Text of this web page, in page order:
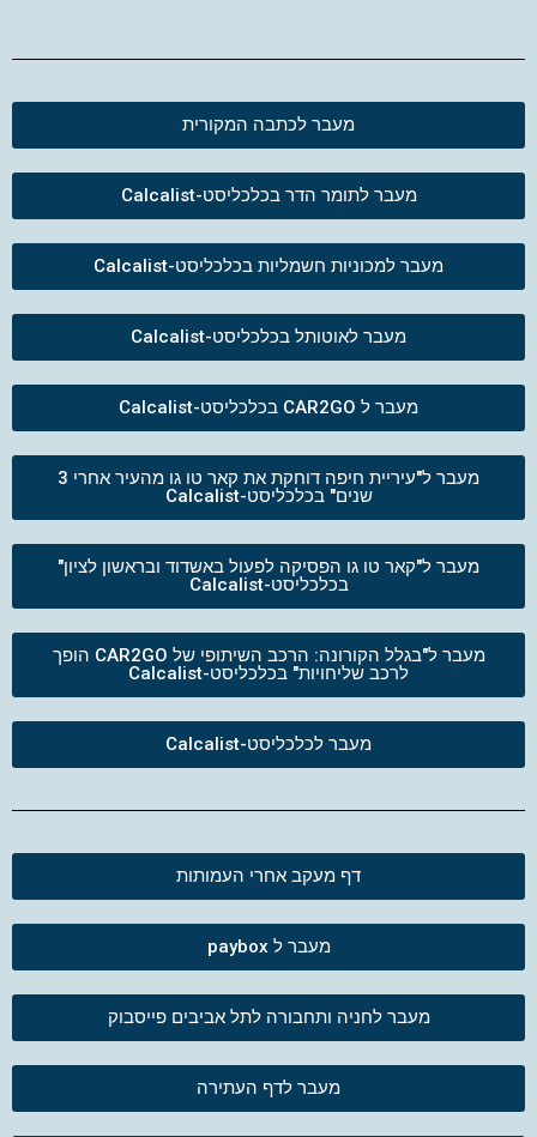
מעבר לכתבה המקורית
מעבר לתומר הדר בכלכליסט-Calcalist
מעבר למכוניות חשמליות בכלכליסט-Calcalist
מעבר לאוטותל בכלכליסט-Calcalist
מעבר ל CAR2GO בכלכליסט-Calcalist
מעבר ל"עיריית חיפה דוחקת את קאר טו גו מהעיר אחרי 3
שנים" בכלכליסט-Calcalist
מעבר ל"קאר טו גו הפסיקה לפעול באשדוד ובראשון לציון"
בכלכליסט-Calcalist
מעבר ל"בגלל הקורונה: הרכב השיתופי של CAR2GO הופך
לרכב שליחויות" בכלכליסט-Calcalist
מעבר לכלכליסט-Calcalist
דף מעקב אחרי העמותות
מעבר ל paybox
מעבר לחניה ותחבורה לתל אביבים פייסבוק
מעבר לדף העתירה